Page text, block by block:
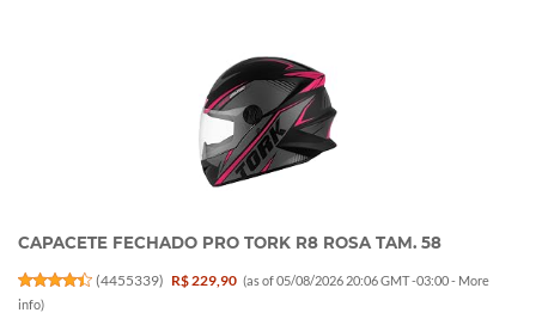
CAPACETE FECHADO PRO TORK R8 ROSA TAM. 58
(4455339) R$ 229,90 (as of 05/08/2026 20:06 GMT -03:00 - More
info)